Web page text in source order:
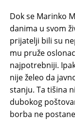
Dok se Marinko
danima u svom
prijatelji bili su
mu pruže
najpotrebniji.
nije želeo da
stanju. Ta tišina
dubokog
borba ne